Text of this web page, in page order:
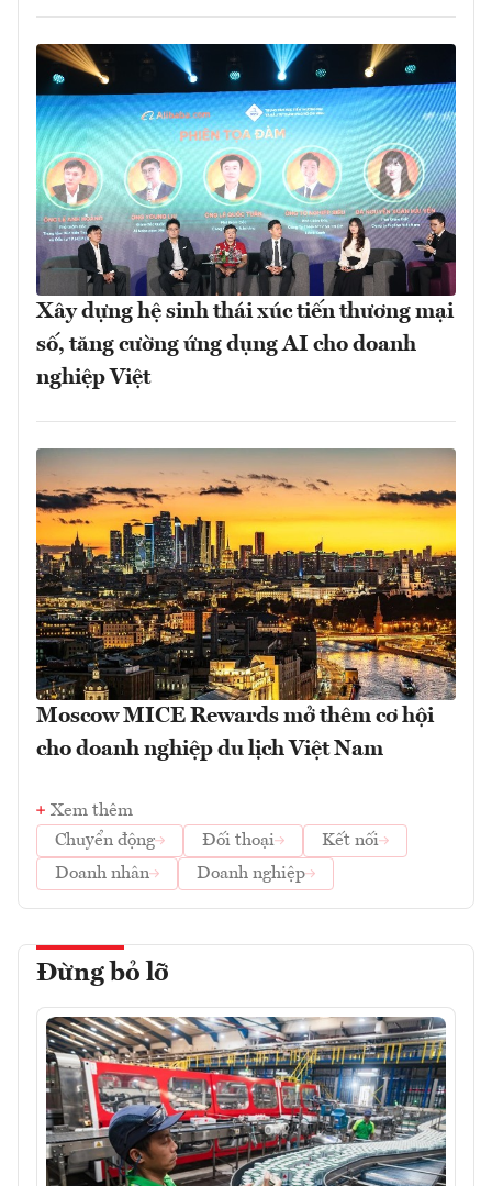
Xây dựng hệ sinh thái xúc tiến thương mại
số, tăng cường ứng dụng AI cho doanh
nghiệp Việt
Moscow MICE Rewards mở thêm cơ hội
cho doanh nghiệp du lịch Việt Nam
Xem thêm
Chuyển động
Đối thoại
Kết nối
Doanh nhân
Doanh nghiệp
Đừng bỏ lỡ